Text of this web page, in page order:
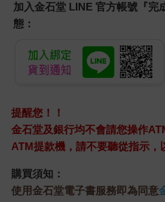
加入金石堂 LINE 官方帳號『完
態：
提醒您！！
金石堂及銀行均不會請您操作
ATM提款機，請不要聽從指示，
購買須知：
使用金石堂電子書服務即為同意